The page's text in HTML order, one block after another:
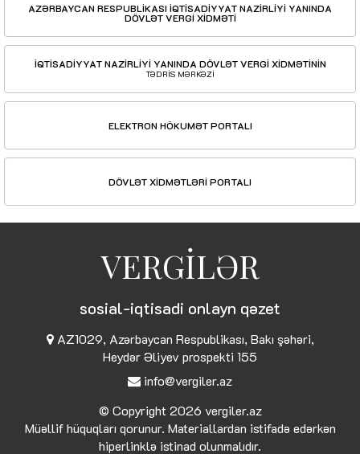
AZƏRBAYCAN RESPUBLİKASI İQTİSADİYYAT NAZİRLİYİ YANINDA
DÖVLƏT VERGİ XİDMƏTİ
İQTİSADİYYAT NAZİRLİYİ YANINDA DÖVLƏT VERGİ XİDMƏTİNİN
TƏDRİS MƏRKƏZİ
ELEKTRON HÖKUMƏT PORTALI
DÖVLƏT XİDMƏTLƏRİ PORTALI
VERGİLƏR
sosial-iqtisadi onlayn qəzet
AZ1029, Azərbaycan Respublikası, Bakı şəhəri,
Heydər Əliyev prospekti 155
info@vergiler.az
© Copyright 2026 vergiler.az
Müəllif hüquqları qorunur. Materiallardan istifadə edərkən
hiperlinklə istinad olunmalıdır.